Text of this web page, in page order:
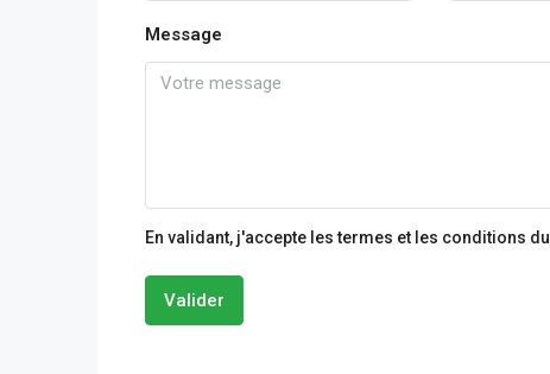
Message
En validant, j'accepte les termes et les conditions
Valider